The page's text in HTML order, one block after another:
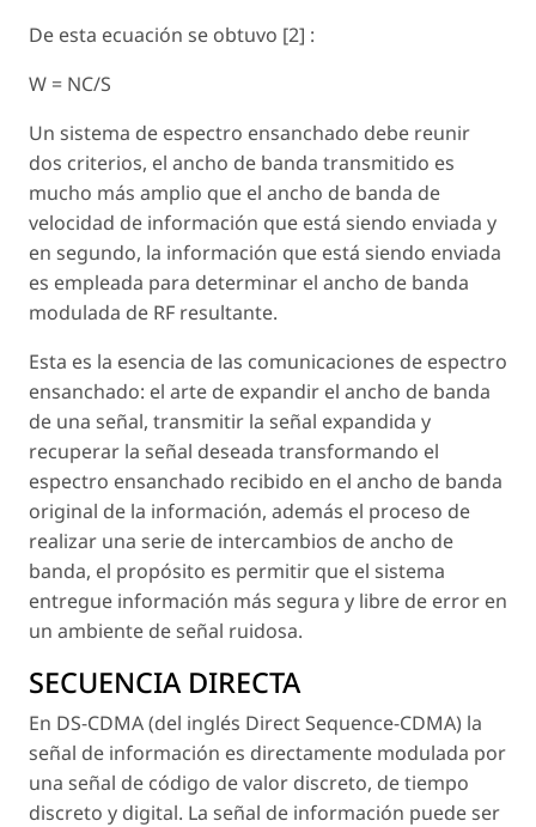
De esta ecuación se obtuvo [2] :
W = NC/S
Un sistema de espectro ensanchado debe reunir
dos criterios, el ancho de banda transmitido es
mucho más amplio que el ancho de banda de
velocidad de información que está siendo enviada y
en segundo, la información que está siendo enviada
es empleada para determinar el ancho de banda
modulada de RF resultante.
Esta es la esencia de las comunicaciones de espectro
ensanchado: el arte de expandir el ancho de banda
de una señal, transmitir la señal expandida y
recuperar la señal deseada transformando el
espectro ensanchado recibido en el ancho de banda
original de la información, además el proceso de
realizar una serie de intercambios de ancho de
banda, el propósito es permitir que el sistema
entregue información más segura y libre de error en
un ambiente de señal ruidosa.
SECUENCIA DIRECTA
En DS-CDMA (del inglés Direct Sequence-CDMA) la
señal de información es directamente modulada por
una señal de código de valor discreto, de tiempo
discreto y digital. La señal de información puede ser